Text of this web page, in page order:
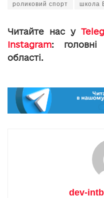
роликовий спорт школа
Читайте нас у
Instagram:
області.
dev-